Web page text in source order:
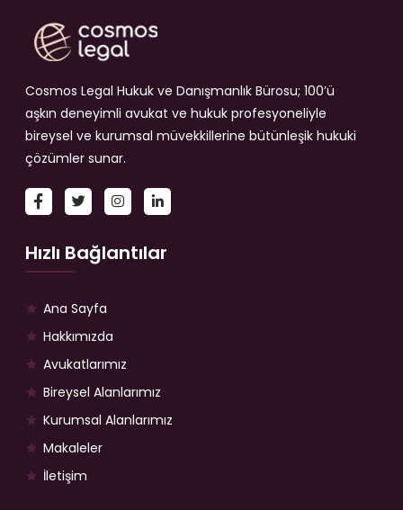
Cosmos Legal Hukuk ve Danışmanlık Bürosu; 100’ü
aşkın deneyimli avukat ve hukuk profesyoneliyle
bireysel ve kurumsal müvekkillerine bütünleşik hukuki
çözümler sunar.
Hızlı Bağlantılar
Ana Sayfa
Hakkımızda
Avukatlarımız
Bireysel Alanlarımız
Kurumsal Alanlarımız
Makaleler
İletişim